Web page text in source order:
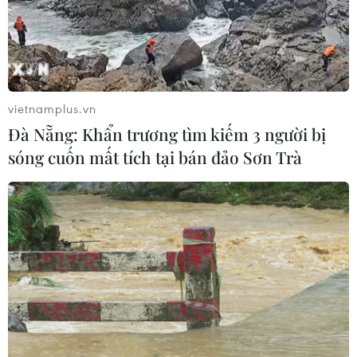
thông
06/08/2026 07:00
CƠ QUAN CHỦ QUẢN: THÔNG TẤN XÃ VIỆT NAM
Tổng Biên tập: TRẦN TIẾN DUẨN
Phó Tổng Biên tập: NGUYỄN THỊ TÁM, KHÚC THANH
THỦY
Sở hữu trí tuệ
Quy định sử dụng
vietnamplus.vn
Đà Nẵng: Khẩn trương tìm kiếm 3 người bị
sóng cuốn mất tích tại bán đảo Sơn Trà